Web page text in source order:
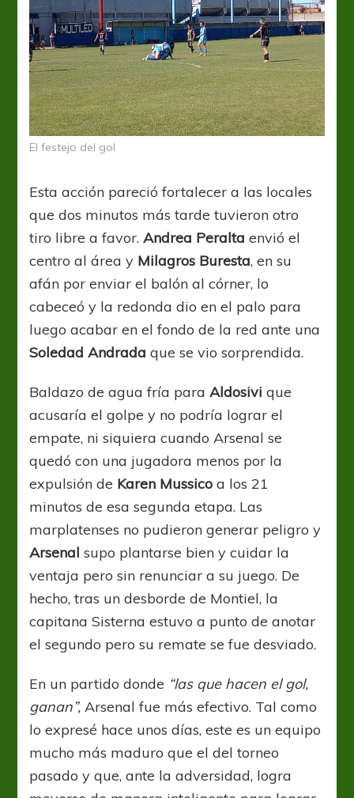
El festejo del gol
Esta acción pareció fortalecer a las locales
que dos minutos más tarde tuvieron otro
tiro libre a favor.Andrea Peralta envió el
centro al área y Milagros Buresta, en su
afán por enviar el balón al córner, lo
cabeceó y la redonda dio en el palo para
luego acabar en el fondo de la red ante una
Soledad Andrada que se vio sorprendida.
Baldazo de agua fría paraAldosivi que
acusaría el golpe y no podría lograr el
empate, ni siquiera cuando Arsenal se
quedó con una jugadora menos por la
expulsión de Karen Mussico a los 21
minutos de esa segunda etapa. Las
marplatenses no pudieron generar peligro y
Arsenal supo plantarse bien y cuidar la
ventaja pero sin renunciar a su juego. De
hecho, tras un desborde de Montiel, la
capitana Sisterna estuvo a punto de anotar
el segundo pero su remate se fue desviado.
En un partido donde “las que hacen el gol,
ganan”, Arsenal fue más efectivo. Tal como
lo expresé hace unos días, este es un equipo
mucho más maduro que el del torneo
pasado y que, ante la adversidad, logra